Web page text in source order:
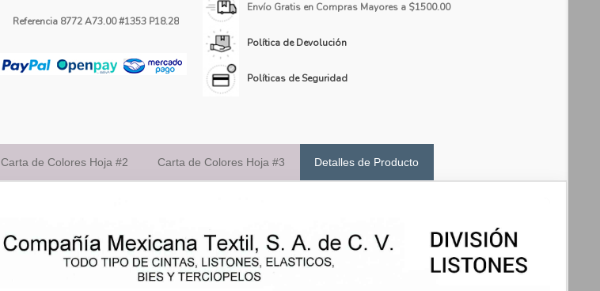
Referencia 8772 A73.00 #1353 P18.28
Envío Gratis en Compras Mayores a $1500.00
Política de Devolución
Políticas de Seguridad
Carta de Colores Hoja #2 Carta de Colores Hoja #3 Detalles de Producto